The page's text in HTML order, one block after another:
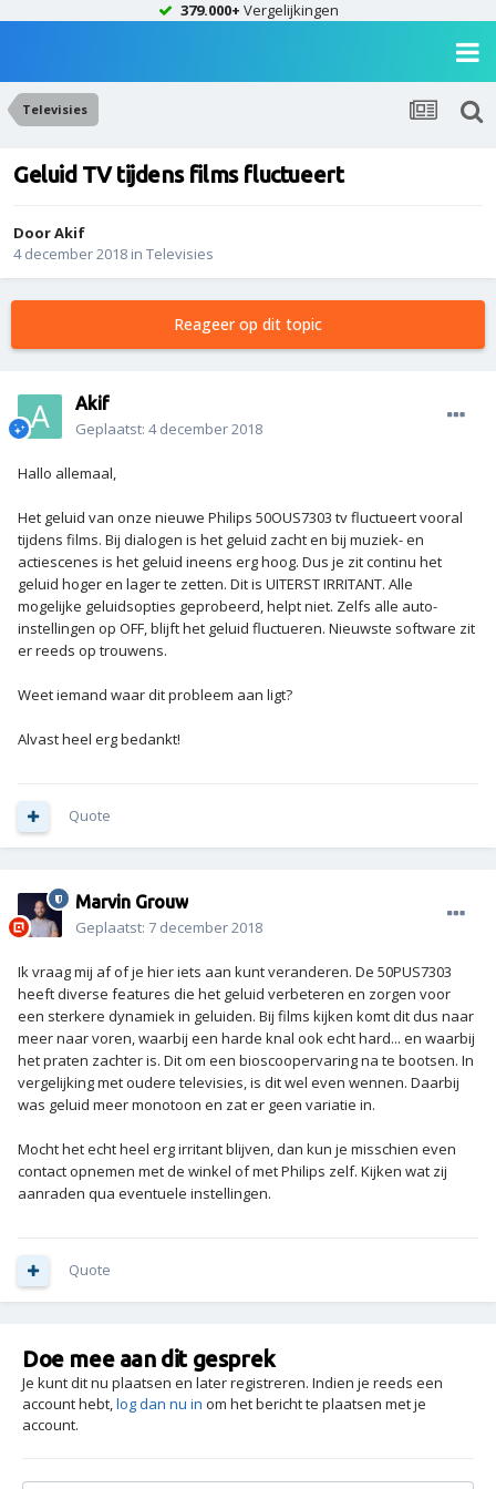
379.000+ Vergelijkingen
Televisies
Geluid TV tijdens films fluctueert
DoorAkif
4 december 2018 in Televisies
Reageer op dit topic
Akif
Geplaatst: 4 december 2018
Hallo allemaal,
Het geluid van onze nieuwe Philips 50OUS7303 tv fluctueert vooral
tijdens films. Bij dialogen is het geluid zacht en bij muziek- en
actiescenes is het geluid ineens erg hoog. Dus je zit continu het
geluid hoger en lager te zetten. Dit is UITERST IRRITANT. Alle
mogelijke geluidsopties geprobeerd, helpt niet. Zelfs alle auto-
instellingen op OFF, blijft het geluid fluctueren. Nieuwste software zit
er reeds op trouwens.
Weet iemand waar dit probleem aan ligt?
Alvast heel erg bedankt!
Quote
Marvin Grouw
Geplaatst: 7 december 2018
Ik vraag mij af of je hier iets aan kunt veranderen. De 50PUS7303
heeft diverse features die het geluid verbeteren en zorgen voor
een sterkere dynamiek in geluiden. Bij films kijken komt dit dus naar
meer naar voren, waarbij een harde knal ook echt hard... en waarbij
het praten zachter is. Dit om een bioscoopervaring na te bootsen. In
vergelijking met oudere televisies, is dit wel even wennen. Daarbij
was geluid meer monotoon en zat er geen variatie in.
Mocht het echt heel erg irritant blijven, dan kun je misschien even
contact opnemen met de winkel of met Philips zelf. Kijken wat zij
aanraden qua eventuele instellingen.
Quote
Doe mee aan dit gesprek
Je kunt dit nu plaatsen en later registreren. Indien je reeds een
account hebt,log dan nu in om het bericht te plaatsen met je
account.